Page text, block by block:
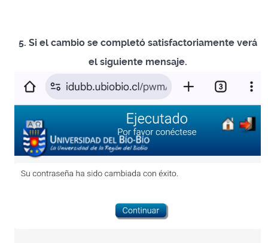
5. Si el cambio se completó satisfactoriamente verá
el siguiente mensaje.